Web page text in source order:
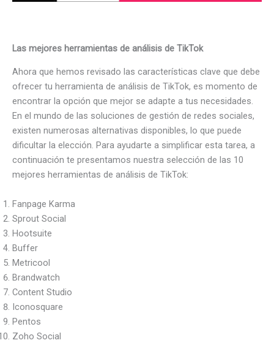
Las mejores herramientas de análisis de TikTok
Ahora que hemos revisado las características clave que debe
ofrecer tu herramienta de análisis de TikTok, es momento de
encontrar la opción que mejor se adapte a tus necesidades.
En el mundo de las soluciones de gestión de redes sociales,
existen numerosas alternativas disponibles, lo que puede
dificultar la elección. Para ayudarte a simplificar esta tarea, a
continuación te presentamos nuestra selección de las 10
mejores herramientas de análisis de TikTok:
Fanpage Karma
Sprout Social
Hootsuite
Buffer
Metricool
Brandwatch
Content Studio
Iconosquare
Pentos
Zoho Social